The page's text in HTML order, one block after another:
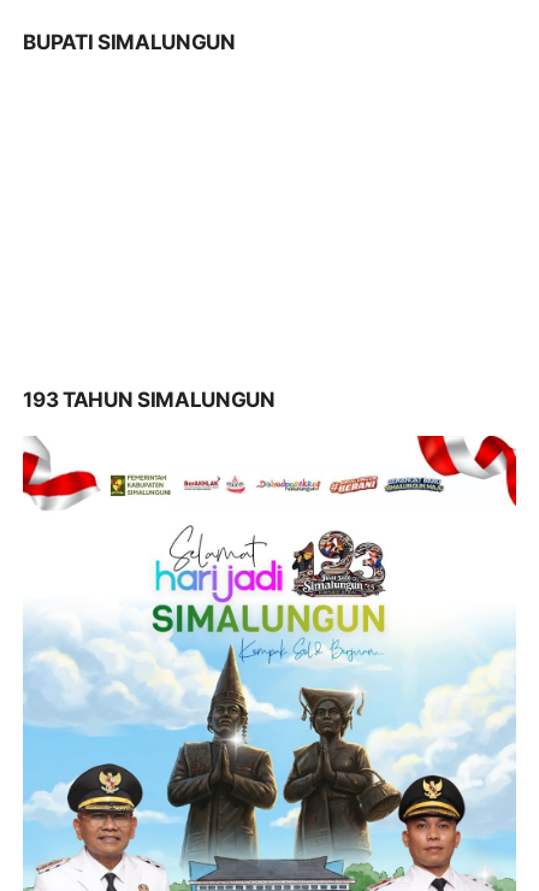
BUPATI SIMALUNGUN
193 TAHUN SIMALUNGUN